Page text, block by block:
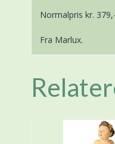
Normalpris kr.
Fra Marlux.